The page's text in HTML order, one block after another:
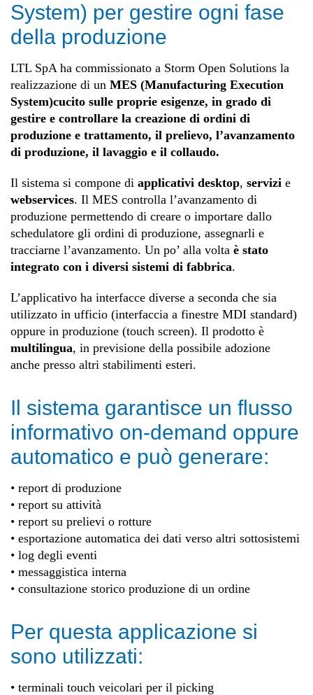
System) per gestire ogni fase
della produzione
LTL SpA ha commissionato a Storm Open Solutions la
realizzazione di un MES (Manufacturing Execution
System)cucito sulle proprie esigenze, in grado di
gestire e controllare la creazione di ordini di
produzione e trattamento, il prelievo, l’avanzamento
di produzione, il lavaggio e il collaudo.
Il sistema si compone di applicativi desktop, servizi e
webservices. Il MES controlla l’avanzamento di
produzione permettendo di creare o importare dallo
schedulatore gli ordini di produzione, assegnarli e
tracciarne l’avanzamento. Un po’ alla volta è stato
integrato con i diversi sistemi di fabbrica.
L’applicativo ha interfacce diverse a seconda che sia
utilizzato in ufficio (interfaccia a finestre MDI standard)
oppure in produzione (touch screen). Il prodotto è
multilingua, in previsione della possibile adozione
anche presso altri stabilimenti esteri.
Il sistema garantisce un flusso
informativo on-demand oppure
automatico e può generare:
• report di produzione
• report su attività
• report su prelievi o rotture
• esportazione automatica dei dati verso altri sottosistemi
• log degli eventi
• messaggistica interna
• consultazione storico produzione di un ordine
Per questa applicazione si
sono utilizzati:
• terminali touch veicolari per il picking